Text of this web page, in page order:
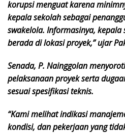
korupsi menguat karena
kepala sekolah sebagai
swakelola. Informasinya, kepala
berada di lokasi proyek,” ujar
Senada, P. Nainggolan
pelaksanaan proyek serta
sesuai spesifikasi teknis.
“Kami melihat indikasi
kondisi, dan pekerjaan yang